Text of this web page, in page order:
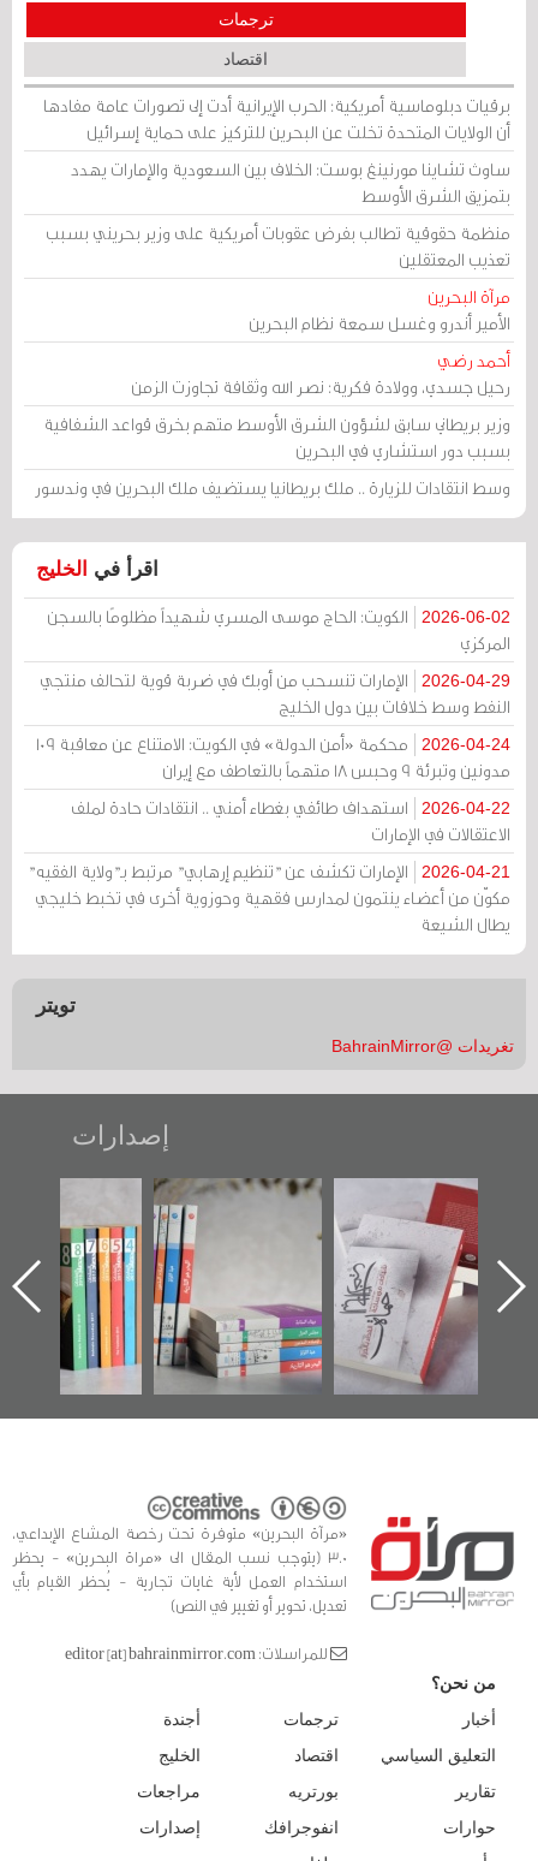
ترجمات
اقتصاد
برقيات دبلوماسية أمريكية: الحرب الإيرانية أدت إلى تصورات عامة مفادها
أن الولايات المتحدة تخلت عن البحرين للتركيز على حماية إسرائيل
ساوث تشاينا مورنينغ بوست: الخلاف بين السعودية والإمارات يهدد
بتمزيق الشرق الأوسط
منظمة حقوقية تطالب بفرض عقوبات أمريكية على وزير بحريني بسبب
تعذيب المعتقلين
مرآة البحرين
الأمير أندرو وغسل سمعة نظام البحرين
أحمد رضي
رحيل جسدي، وولادة فكرية: نصر الله وثقافة تجاوزت الزمن
وزير بريطاني سابق لشؤون الشرق الأوسط متهم بخرق قواعد الشفافية
بسبب دور استشاري في البحرين
وسط انتقادات للزيارة .. ملك بريطانيا يستضيف ملك البحرين في وندسور
اقرأ في الخليج
2026-06-02
الكويت: الحاج موسى المسري شهيداً مظلومًا بالسجن
المركزي
2026-04-29
الإمارات تنسحب من أوبك في ضربة قوية لتحالف منتجي
النفط وسط خلافات بين دول الخليج
2026-04-24
محكمة «أمن الدولة» في الكويت: الامتناع عن معاقبة 109
مدونين وتبرئة 9 وحبس 18 متهماً بالتعاطف مع إيران
2026-04-22
استهداف طائفي بغطاء أمني .. انتقادات حادة لملف
الاعتقالات في الإمارات
2026-04-21
الإمارات تكشف عن "تنظيم إرهابي" مرتبط بـ"ولاية الفقيه"
مكوّن من أعضاء ينتمون لمدارس فقهية وحوزوية أخرى في تخبط خليجي
يطال الشيعة
تويتر
تغريدات @BahrainMirror
إصدارات
"حماة الباب الأخير":
الإصدار الأول عن
اعتصام الدراز
وأحداث ساحة
الفداء لمركز أوال
للدراسات والتوثيق
تصنيف موضوعي
للوثائق البريطانية
يقدمه «مركز أوال»
في سلسلة من 5
كتب
تصدر حصاد
الساحات 2019
«مرآة البحرين» متوفرة تحت رخصة المشاع الإبداعي،
3.0 (يتوجب نسب المقال الى «مراة البحرين» - يحظر
استخدام العمل لأية غايات تجارية - يُحظر القيام بأي
تعديل، تحوير أو تغيير في النص)
للمراسلات: editor [at] bahrainmirror.com
من نحن؟
أخبار
التعليق السياسي
تقارير
حوارات
ترجمات
اقتصاد
بورتريه
انفوجرافك
أجندة
الخليج
مراجعات
إصدارات